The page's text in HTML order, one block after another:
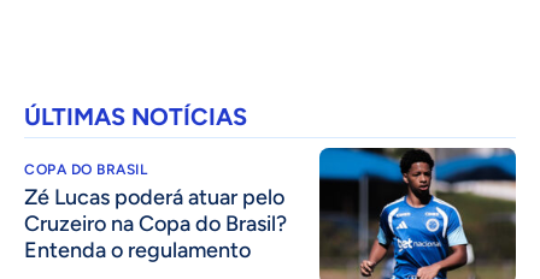
ÚLTIMAS NOTÍCIAS
COPA DO BRASIL
Zé Lucas poderá atuar pelo
Cruzeiro na Copa do Brasil?
Entenda o regulamento